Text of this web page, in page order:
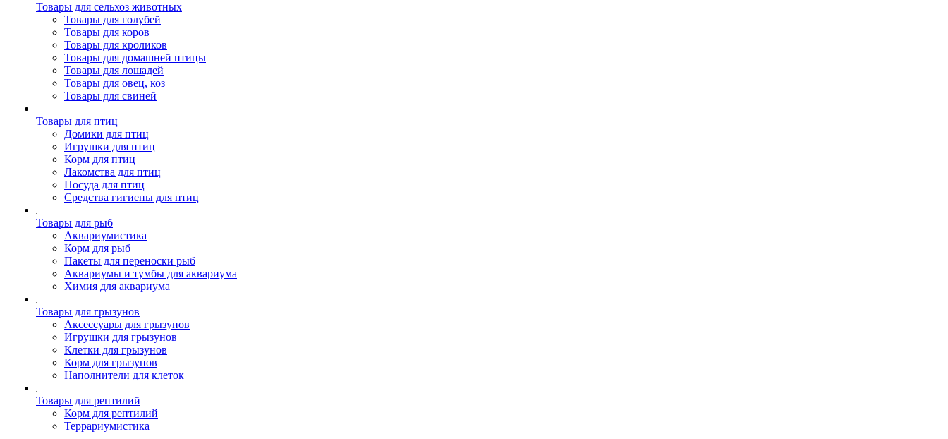
Товары для сельхоз животных
Товары для голубей
Товары для коров
Товары для кроликов
Товары для домашней птицы
Товары для лошадей
Товары для овец, коз
Товары для свиней
Товары для птиц
Домики для птиц
Игрушки для птиц
Корм для птиц
Лакомства для птиц
Посуда для птиц
Средства гигиены для птиц
Товары для рыб
Аквариумистика
Корм для рыб
Пакеты для переноски рыб
Аквариумы и тумбы для аквариума
Химия для аквариума
Товары для грызунов
Аксессуары для грызунов
Игрушки для грызунов
Клетки для грызунов
Корм для грызунов
Наполнители для клеток
Товары для рептилий
Корм для рептилий
Террариумистика